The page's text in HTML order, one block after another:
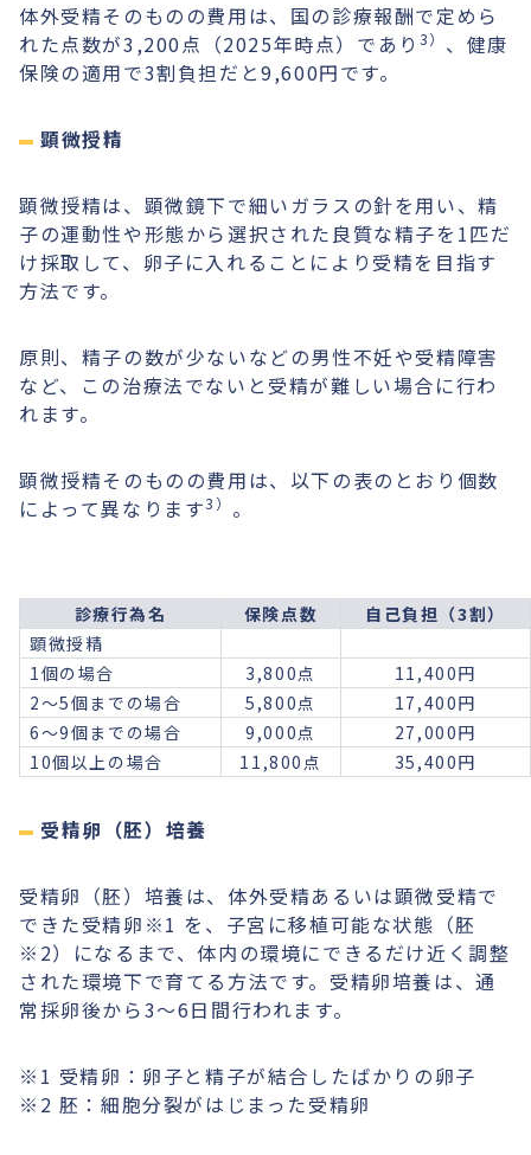
体外受精そのものの費用は、国の診療報酬で定めら
れた点数が3,200点（2025年時点）であり 3） 、健康
保険の適用で3割負担だと9,600円です。
顕微授精
顕微授精は、顕微鏡下で細いガラスの針を用い、精
子の運動性や形態から選択された良質な精子を1匹だ
け採取して、卵子に入れることにより受精を目指す
方法です。
原則、精子の数が少ないなどの男性不妊や受精障害
など、この治療法でないと受精が難しい場合に行わ
れます。
顕微授精そのものの費用は、以下の表のとおり個数
によって異なります3） 。
診療行為名 保険点数
自己負担（3割）
顕微授精
1個の場合
3,800点
11,400円
2〜5個までの場合
5,800点
17,400円
6〜9個までの場合
9,000点
27,000円
10個以上の場合
11,800点 35,400円
受精卵（胚）培養
受精卵（胚）培養は、体外受精あるいは顕微受精で
できた受精卵※1 を、子宮に移植可能な状態（胚
※2）になるまで、体内の環境にできるだけ近く調整
された環境下で育てる方法です。受精卵培養は、通
常採卵後から3〜6日間行われます。
※1 受精卵：卵子と精子が結合したばかりの卵子
※2 胚：細胞分裂がはじまった受精卵